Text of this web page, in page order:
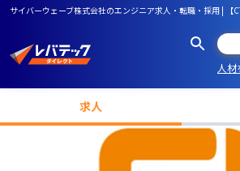
サイバーウェーブ株式会社のエンジニア求人・転職・採用 |
人
求人